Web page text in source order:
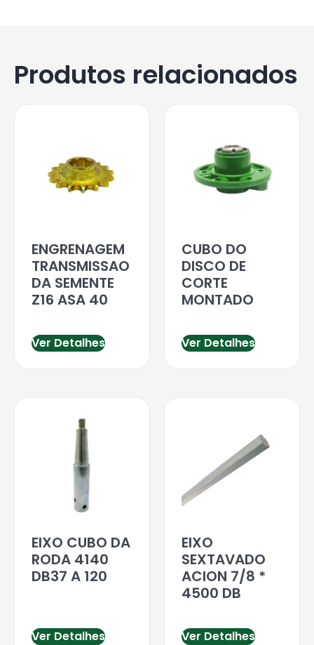
Produtos relacionados
ENGRENAGEM
TRANSMISSAO
DA SEMENTE
Z16 ASA 40
Ver Detalhes
CUBO DO
DISCO DE
CORTE
MONTADO
Ver Detalhes
EIXO CUBO DA
RODA 4140
DB37 A 120
Ver Detalhes
EIXO
SEXTAVADO
ACION 7/8 *
4500 DB
Ver Detalhes